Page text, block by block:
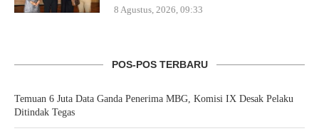
8 Agustus, 2026, 09:33
POS-POS TERBARU
Temuan 6 Juta Data Ganda Penerima MBG, Komisi IX Desak Pelaku
Ditindak Tegas